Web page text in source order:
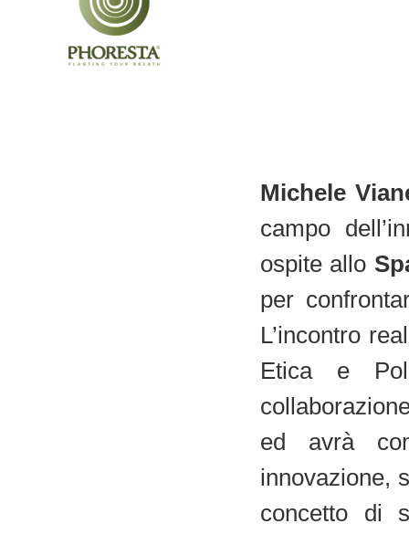
Michele
campo
ospite allo
per
L’incontro
Etica e
ed avrà
innovazione,
concetto di